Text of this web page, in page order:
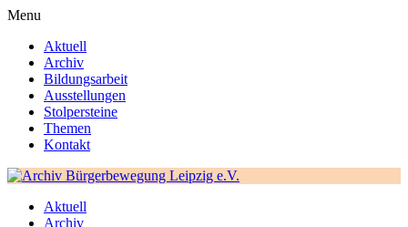
Menu
Aktuell
Archiv
Bildungsarbeit
Ausstellungen
Stolpersteine
Themen
Kontakt
Aktuell
Archiv